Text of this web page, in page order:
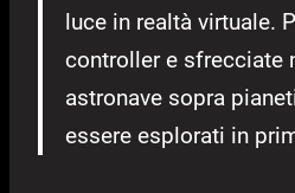
luce in realtà virtuale.
controller e sfrecciate
astronave sopra
essere esplorati in